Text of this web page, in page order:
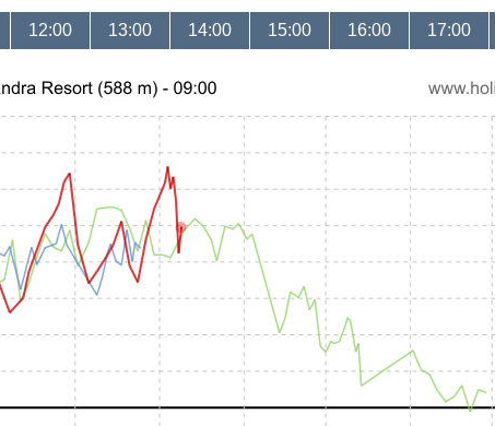
12:00 13:00 14:00 15:00 16:00 17:00